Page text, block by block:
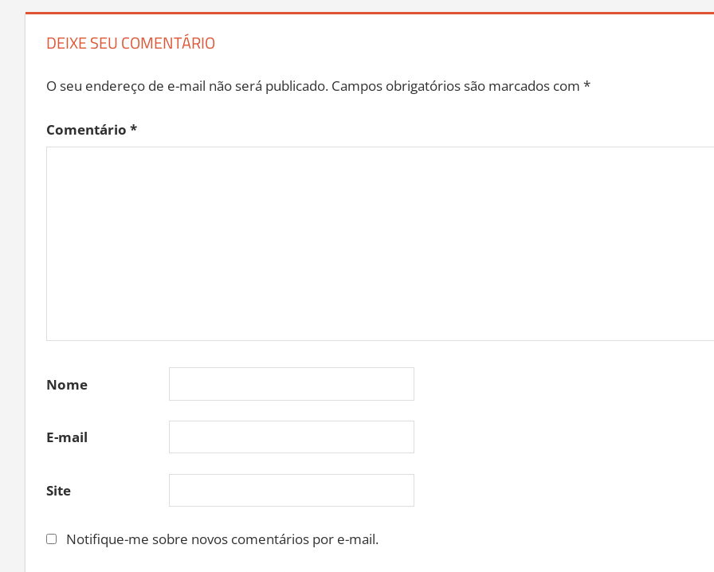
DEIXE SEU COMENTÁRIO
O seu endereço de e-mail não será publicado. Campos obrigatórios são marcados com *
Comentário *
Nome
E-mail
Site
Notifique-me sobre novos comentários por e-mail.